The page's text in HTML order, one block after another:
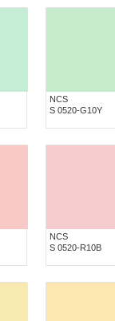
NCS
S 0520-G10Y
NCS
S 0520-R10B